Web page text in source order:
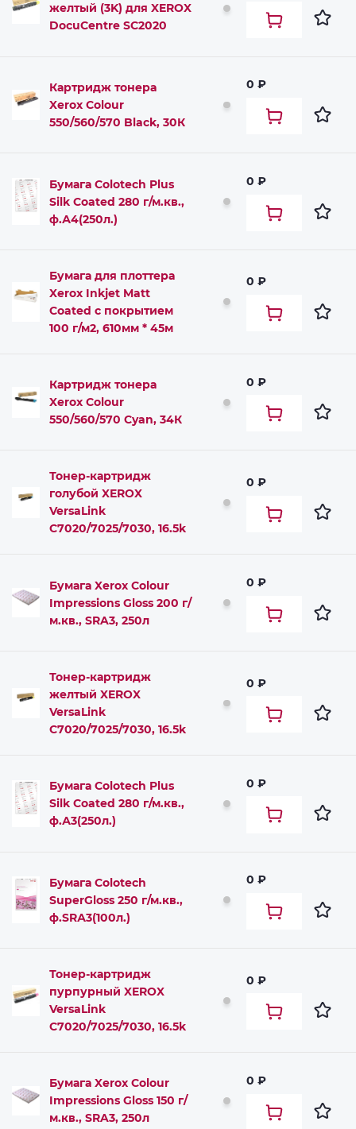
желтый (3K) для XEROX
DocuCentre SC2020
Картридж тонера
Xerox Colour
550/560/570 Black, 30К
0 ₽
Бумага Colotech Plus
Silk Coated 280 г/м.кв.,
ф.А4(250л.)
0 ₽
Бумага для плоттера
Xerox Inkjet Matt
Coated c покрытием
100 г/м2, 610мм * 45м
0 ₽
Картридж тонера
Xerox Colour
550/560/570 Cyan, 34К
0 ₽
Тонер-картридж
голубой XEROX
VersaLink
C7020/7025/7030, 16.5k
0 ₽
Бумага Xerox Colour
Impressions Gloss 200 г/
м.кв., SRA3, 250л
0 ₽
Тонер-картридж
желтый XEROX
VersaLink
C7020/7025/7030, 16.5k
0 ₽
Бумага Colotech Plus
Silk Coated 280 г/м.кв.,
ф.А3(250л.)
0 ₽
Бумага Colotech
SuperGloss 250 г/м.кв.,
ф.SRА3(100л.)
0 ₽
Тонер-картридж
пурпурный XEROX
VersaLink
C7020/7025/7030, 16.5k
0 ₽
Бумага Xerox Colour
Impressions Gloss 150 г/
м.кв., SRA3, 250л
0 ₽